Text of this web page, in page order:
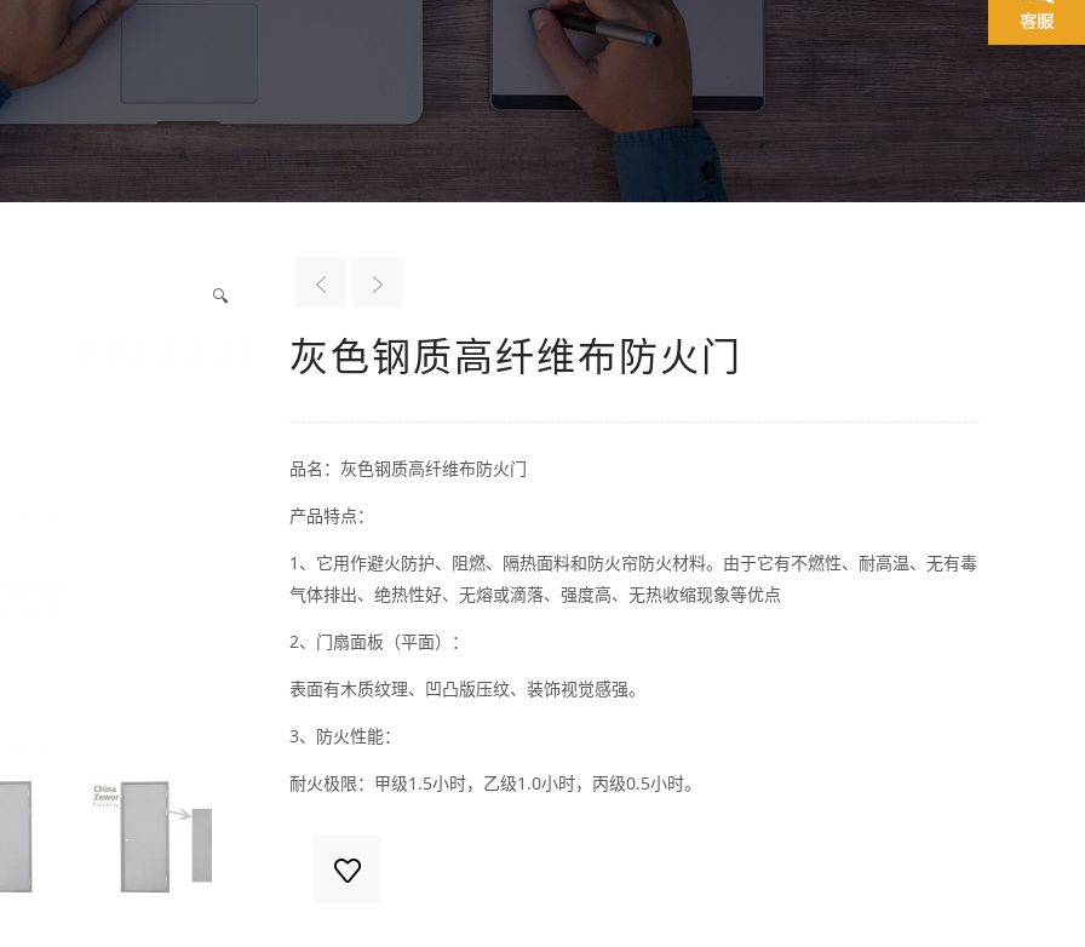
🔍
灰色钢质高纤维布防火门
品名：灰色钢质高纤维布防火门
产品特点：
1、它用作避火防护、阻燃、隔热面料和防火帘防火材料。由于它有不燃性、耐高温、无有毒
气体排出、绝热性好、无熔或滴落、强度高、无热收缩现象等优点
2、门扇面板（平面）：
表面有木质纹理、凹凸版压纹、装饰视觉感强。
3、防火性能：
耐火极限：甲级1.5小时，乙级1.0小时，丙级0.5小时。